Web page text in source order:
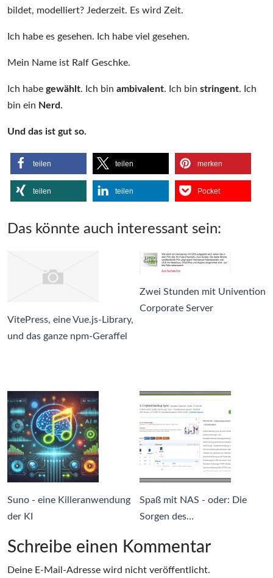
bildet, modelliert? Jederzeit. Es wird Zeit.
Ich habe es gesehen. Ich habe viel gesehen.
Mein Name ist Ralf Geschke.
Ich habe gewählt. Ich bin ambivalent. Ich bin stringent. Ich
bin ein Nerd.
Und das ist gut so.
teilen teilen merken
teilen teilen Pocket
Das könnte auch interessant sein:
VitePress, eine Vue.js-Library,
und das ganze npm-Geraffel
Zwei Stunden mit Univention
Corporate Server
Suno - eine Killeranwendung
der KI
Spaß mit NAS - oder: Die
Sorgen des…
Schreibe einen Kommentar
Deine E-Mail-Adresse wird nicht veröffentlicht.